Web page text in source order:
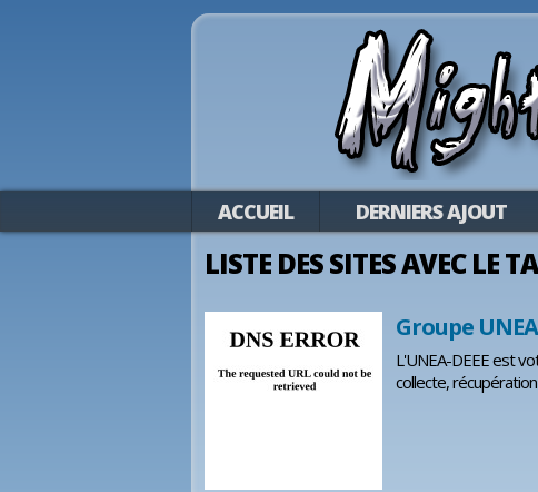
ACCUEIL DERNIERS AJOUT
LISTE DES SITES AVEC LE
Groupe
L'UNEA-DEEE est
collecte,